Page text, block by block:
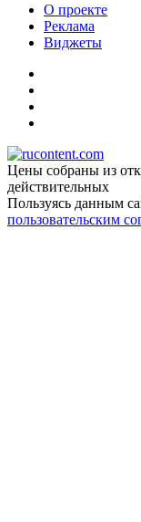
О проекте
Реклама
Виджеты
Цены собраны из
действительных
Пользуясь данным
пользовательским